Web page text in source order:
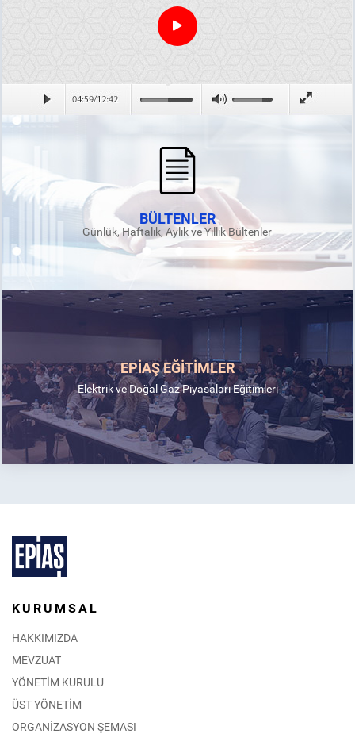
BÜLTENLER
Günlük, Haftalık, Aylık ve Yıllık Bültenler
EPİAŞ EĞİTİMLER
Elektrik ve Doğal Gaz Piyasaları Eğitimleri
KURUMSAL
HAKKIMIZDA
MEVZUAT
YÖNETİM KURULU
ÜST YÖNETİM
ORGANİZASYON ŞEMASI